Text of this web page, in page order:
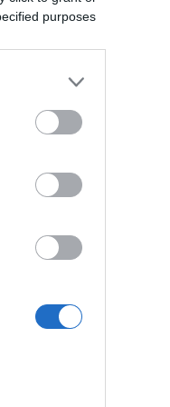
purposes